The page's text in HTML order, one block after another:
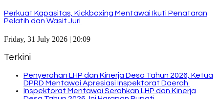
Perkuat Kapasitas, Kickboxing Mentawai Ikuti Penataran
Pelatih dan Wasit Juri
Friday, 31 July 2026 | 20:09
Terkini
Penyerahan LHP dan Kinerja Desa Tahun 2026, Ketua
DPRD Mentawai Apresiasi Inspektorat Daerah
Inspektorat Mentawai Serahkan LHP dan Kinerja